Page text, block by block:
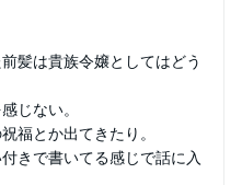
髪は貴族令嬢としてはどう
じない。
福とか出てきたり。
きで書いてる感じで話に入